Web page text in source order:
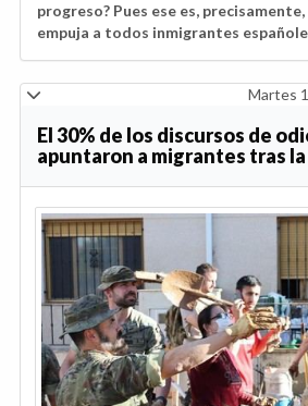
progreso? Pues ese es,
empuja a todos inmigrantes
Martes
El 30% de los discursos de
apuntaron a migrantes tras